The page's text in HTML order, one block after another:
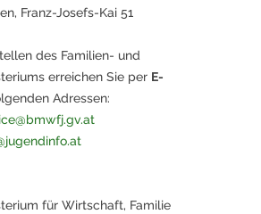
Franz-Josefs-Kai 51
des Familien- und
erreichen Sie per E-
Adressen:
für Wirtschaft, Familie